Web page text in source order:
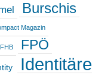
Burschis
Magazin
FHB FPÖ
Identitäre